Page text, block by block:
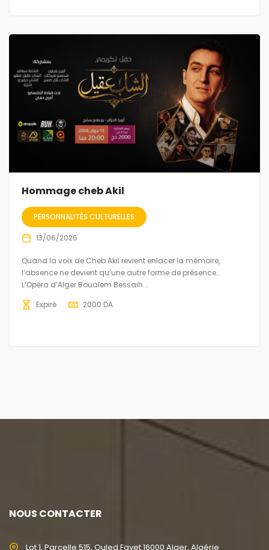
Hommage cheb Akil
PERSONNALITÉS CULTURELLES
13/06/2026
Quand la voix de Cheb Akil revient enlacer la mémoire,
l’absence ne devient qu’une autre forme de présence…
L’Opéra d’Alger Boualem Bessaih...
Expiré
2000 DA
NOUS CONTACTER
Lot 1, Parcelle 515, Ouled Fayet 16000 Alger, Algérie